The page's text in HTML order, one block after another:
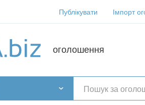
Публікувати Імпорт
оголошення